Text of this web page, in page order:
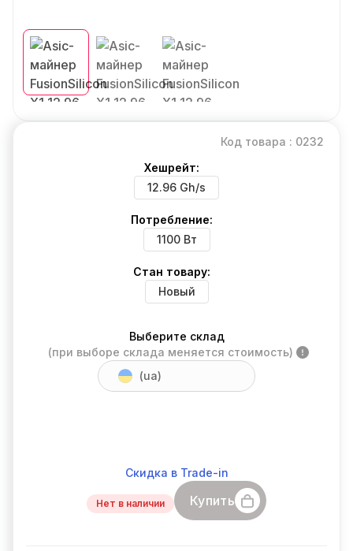
Код товара : 0232
Хешрейт:
12.96 Gh/s
Потребление:
1100 Вт
Стан товару:
Новый
Выберите склад
(при выборе склада меняется стоимость)
(ua)
Скидка в Trade-in
Нет в наличии Купить